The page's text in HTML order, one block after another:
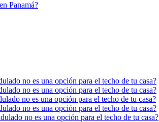
Panamá?
no es una opción para el techo de tu casa?
no es una opción para el techo de tu casa?
no es una opción para el techo de tu casa?
no es una opción para el techo de tu casa?
no es una opción para el techo de tu casa?